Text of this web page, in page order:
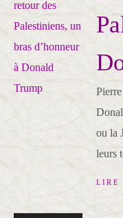
ou la
leurs
LIRE